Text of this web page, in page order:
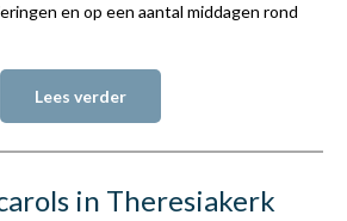
en op een aantal middagen rond
Lees verder
in Theresiakerk